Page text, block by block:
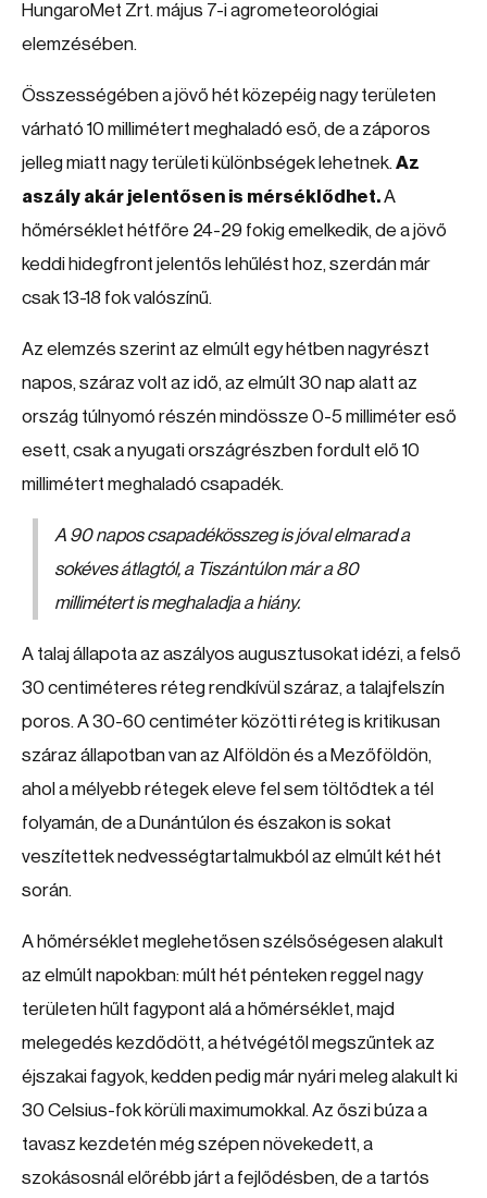
HungaroMet Zrt. május 7-i agrometeorológiai
elemzésében.
Összességében a jövő hét közepéig nagy területen
várható 10 millimétert meghaladó eső, de a záporos
jelleg miatt nagy területi különbségek lehetnek. Az
aszály akár jelentősen is mérséklődhet.A
hőmérséklet hétfőre 24-29 fokig emelkedik, de a jövő
keddi hidegfront jelentős lehűlést hoz, szerdán már
csak 13-18 fok valószínű.
Az elemzés szerint az elmúlt egy hétben nagyrészt
napos, száraz volt az idő, az elmúlt 30 nap alatt az
ország túlnyomó részén mindössze 0-5 milliméter eső
esett, csak a nyugati országrészben fordult elő 10
millimétert meghaladó csapadék.
A 90 napos csapadékösszeg is jóval elmarad a
sokéves átlagtól, a Tiszántúlon már a 80
millimétert is meghaladja a hiány.
A talaj állapota az aszályos augusztusokat idézi, a felső
30 centiméteres réteg rendkívül száraz, a talajfelszín
poros. A 30-60 centiméter közötti réteg is kritikusan
száraz állapotban van az Alföldön és a Mezőföldön,
ahol a mélyebb rétegek eleve fel sem töltődtek a tél
folyamán, de a Dunántúlon és északon is sokat
veszítettek nedvességtartalmukból az elmúlt két hét
során.
A hőmérséklet meglehetősen szélsőségesen alakult
az elmúlt napokban: múlt hét pénteken reggel nagy
területen hűlt fagypont alá a hőmérséklet, majd
melegedés kezdődött, a hétvégétől megszűntek az
éjszakai fagyok, kedden pedig már nyári meleg alakult ki
30 Celsius-fok körüli maximumokkal. Az őszi búza a
tavasz kezdetén még szépen növekedett, a
szokásosnál előrébb járt a fejlődésben, de a tartós